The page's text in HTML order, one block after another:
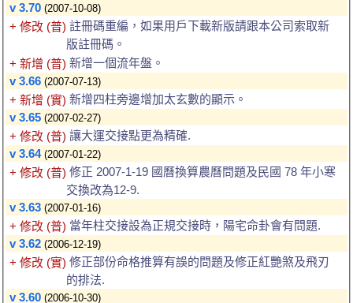
v 3.70 (2007-10-08)
+ 修改 (普) 註冊碼重編，如果用戶下載新版請跟本公司索取新
版註冊碼。
+ 新增 (普) 新增一個流年盤。
v 3.66 (2007-07-13)
+ 新增 (實) 新增四柱旁邊增加太玄數的顯示。
v 3.65 (2007-02-27)
+ 修改 (普) 讓大運交接點更為精確.
v 3.64 (2007-01-22)
+ 修改 (普) 修正 2007-1-19 國曆換算農曆問題及民國 78 年小寒
交換改為12-9.
v 3.63 (2007-01-16)
+ 修改 (普) 當年柱交接設為正規交接時，陽宅命卦會有問題.
v 3.62 (2006-12-19)
+ 修改 (實) 修正部份命格推算有誤的問題及修正紅艷煞及飛刃
的排法.
v 3.60 (2006-10-30)